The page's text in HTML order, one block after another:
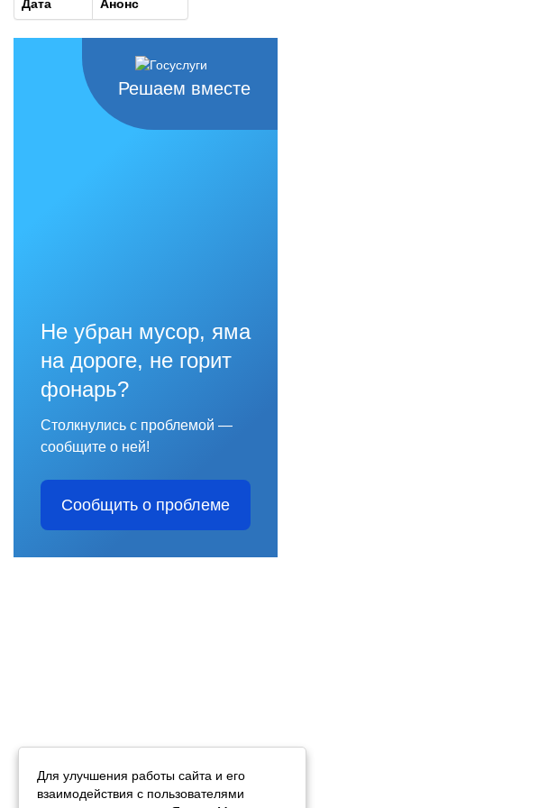
Решаем вместе
Не убран мусор, яма
на дороге, не горит
фонарь?
Столкнулись с проблемой —
сообщите о ней!
Сообщить о проблеме
Для улучшения работы сайта и его
взаимодействия с пользователями